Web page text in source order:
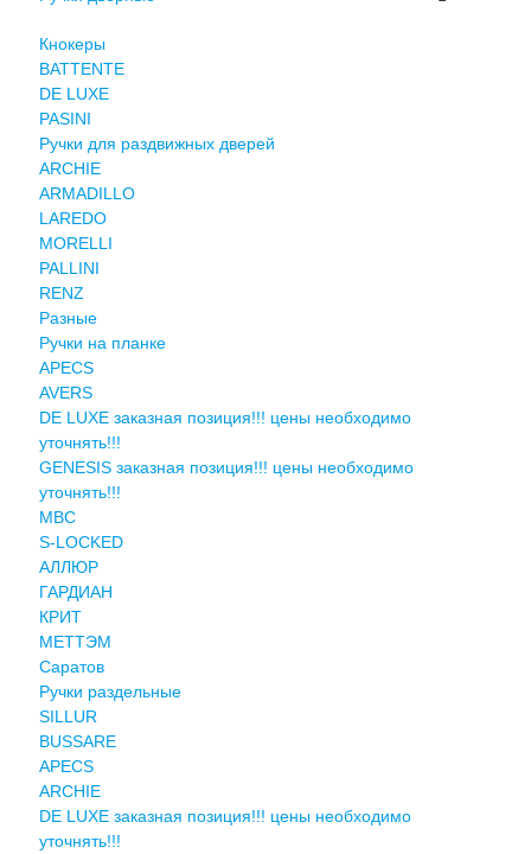
Кнокеры
BATTENTE
DE LUXE
PASINI
Ручки для раздвижных дверей
ARCHIE
ARMADILLO
LAREDO
MORELLI
PALLINI
RENZ
Разные
Ручки на планке
APECS
AVERS
DE LUXE заказная позиция!!! цены необходимо
уточнять!!!
GENESIS заказная позиция!!! цены необходимо
уточнять!!!
MBC
S-LOCKED
АЛЛЮР
ГАРДИАН
КРИТ
МЕТТЭМ
Саратов
Ручки раздельные
SILLUR
BUSSARE
APECS
ARCHIE
DE LUXE заказная позиция!!! цены необходимо
уточнять!!!